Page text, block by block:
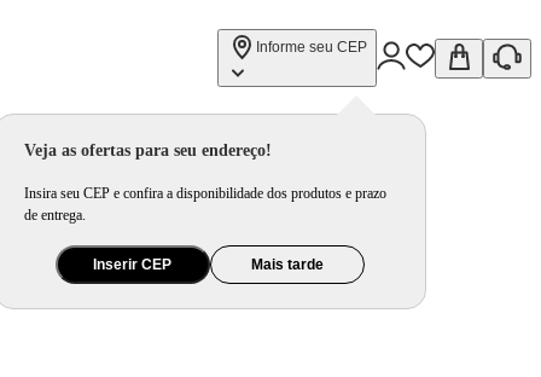
Informe seu CEP
Veja as ofertas para seu endereço!
Insira seu CEP e confira a disponibilidade dos produtos e prazo
de entrega.
Inserir CEP Mais tarde